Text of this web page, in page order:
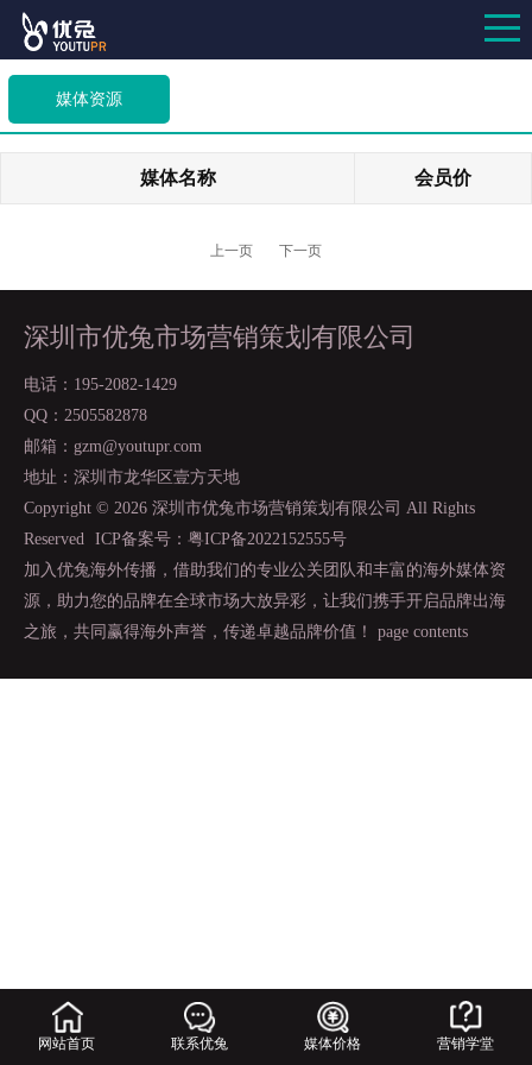
媒体资源
媒体名称 会员价
上一页 下一页
深圳市优兔市场营销策划有限公司
电话：195-2082-1429
QQ：2505582878
邮箱：gzm@youtupr.com
地址：深圳市龙华区壹方天地
Copyright © 2026 深圳市优兔市场营销策划有限公司 All Rights
Reserved
ICP备案号：粤ICP备2022152555号
加入优兔海外传播，借助我们的专业公关团队和丰富的海外媒体资
源，助力您的品牌在全球市场大放异彩，让我们携手开启品牌出海
之旅，共同赢得海外声誉，传递卓越品牌价值！ page contents
网站首页 联系优兔 媒体价格 营销学堂